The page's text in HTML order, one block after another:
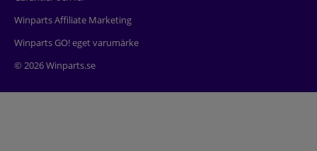
Winparts Affiliate Marketing
Winparts GO! eget varumärke
© 2026 Winparts.se